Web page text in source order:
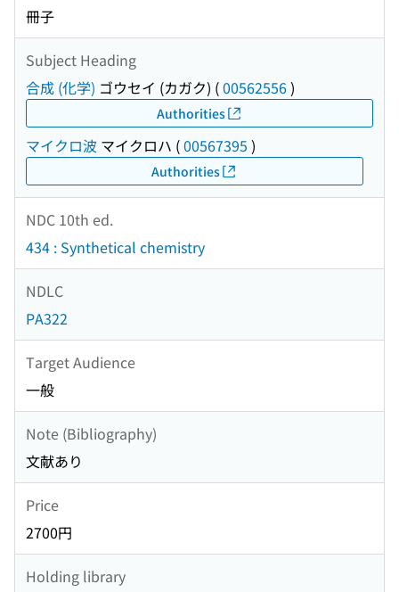
冊子
Subject Heading
合成 (化学) ゴウセイ (カガク) (00562556)
Authorities
マイクロ波 マイクロハ (00567395 )
Authorities
NDC 10th ed.
434 : Synthetical chemistry
NDLC
PA322
Target Audience
一般
Note (Bibliography)
文献あり
Price
2700円
Holding library